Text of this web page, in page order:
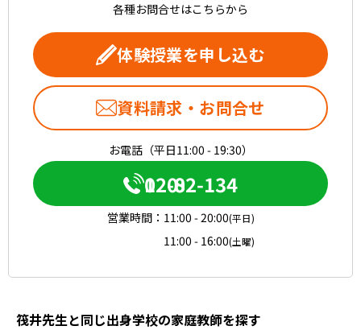
各種お問合せはこちらから
体験授業を申し込む
資料請求・お問合せ
お電話（平日11:00 - 19:30）
0120-082-134
営業時間： 11:00 - 20:00(平日)
11:00 - 16:00(土曜)
筏井先生と同じ出身学校の家庭教師を探す